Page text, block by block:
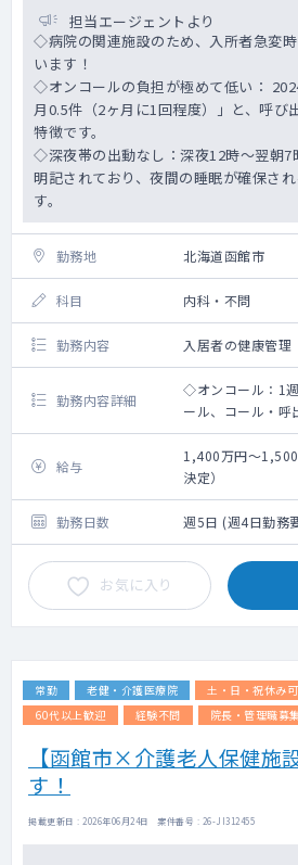
った場合、外部
担当エージェントより
◇病院の関連施設のため、入所者急変
います！
◇オンコールの負担が極めて低い：
月0.5件（2ヶ月に1回程度）」と、呼び
特徴です。
◇深夜帯の出動なし：深夜12時～翌朝7
明記されており、夜間の睡眠が確保さ
す。
勤務地 北海道函館市
科目 内科・不問
勤務内容 入居者の健康管理
勤務内容詳細
◇オンコール：1
ール、コール・呼
⇒2024年度の実
に1回程度）、コ
出しが非常に少な
⇒深夜帯の出動な
では出動がないと
眠が確保される仕
◇カルテ：電子カ
◇老健類型：超強
◇病床種別：入所
45名
を行っております。
給与
1,400万円～
決定）
勤務日数 週5日 (週4日勤務
お気に入り
常勤 老健・介護医療院 土・日・祝休み可
60代以上歓迎
経験不問 院長・管理職募集
【函館市×介護老人保健施
す！
掲載更新日 : 2026年06月24日 案件番号 : 26-JI312455